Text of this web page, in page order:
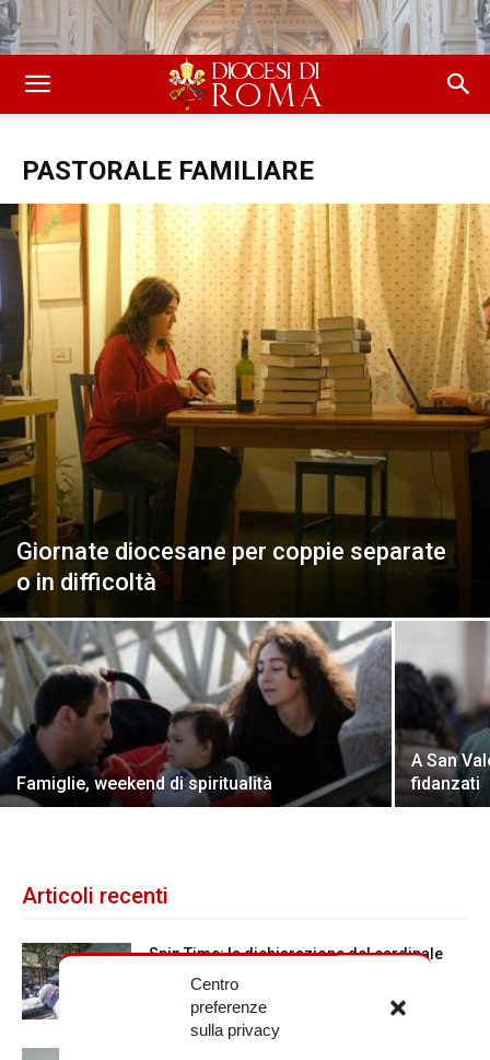
Centro
preferenze
sulla privacy
PASTORALE FAMILIARE
Giornate diocesane per coppie separate
o in difficoltà
Famiglie, weekend di spiritualità
A San
fidanzati
Articoli recenti
Spin Time: la dichiarazione del cardinale
vicario